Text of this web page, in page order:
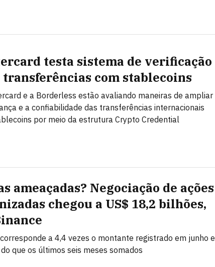
testa sistema de verificação
transferências com stablecoins
e a Borderless estão avaliando maneiras de ampliar
e a confiabilidade das transferências internacionais
por meio da estrutura Crypto Credential
ameaçadas? Negociação de ações
chegou a US$ 18,2 bilhões,
a 4,4 vezes o montante registrado em junho e
que os últimos seis meses somados